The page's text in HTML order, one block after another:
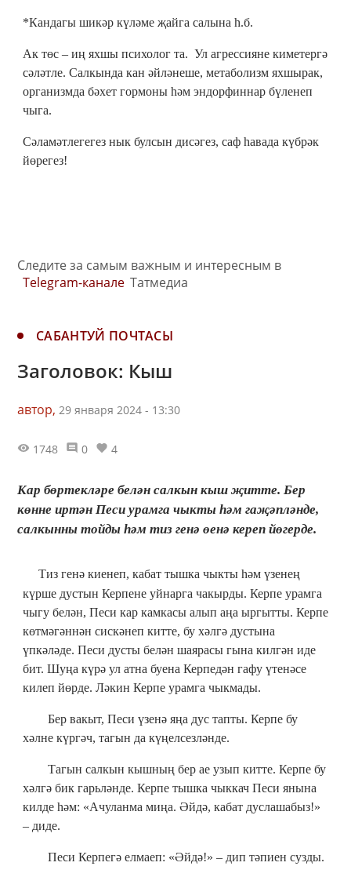
*Кандагы шикәр күләме җайга салына һ.б.
Ак төс – иң яхшы психолог та. Ул агрессияне киметергә
сәләтле. Салкында кан әйләнеше, метаболизм яхшырак,
организмда бәхет гормоны һәм эндорфиннар бүленеп
чыга.
Сәламәтлегегез нык булсын дисәгез, саф һавада күбрәк
йөрегез!
Следите за самым важным и интересным в
Telegram-канале Татмедиа
САБАНТУЙ ПОЧТАСЫ
Заголовок: Кыш
автор, 29 января 2024 - 13:30
1748 0 4
Кар бөртекләре белән салкын кыш җитте. Бер
көнне иртән Песи урамга чыкты һәм гаҗәпләнде,
салкынны тойды һәм тиз генә өенә кереп йөгерде.
Тиз генә киенеп, кабат тышка чыкты һәм үзенең
күрше дустын Керпене уйнарга чакырды. Керпе урамга
чыгу белән, Песи кар камкасы алып аңа ыргытты. Керпе
көтмәгәннән сискәнеп китте, бу хәлгә дустына
үпкәләде. Песи дусты белән шаярасы гына килгән иде
бит. Шуңа күрә ул атна буена Керпедән гафу үтенәсе
килеп йөрде. Ләкин Керпе урамга чыкмады.
Бер вакыт, Песи үзенә яңа дус тапты. Керпе бу
хәлне күргәч, тагын да күңелсезләнде.
Тагын салкын кышның бер ае узып китте. Керпе бу
хәлгә бик гарьләнде. Керпе тышка чыккач Песи янына
килде һәм: «Ачуланма миңа. Әйдә, кабат дуслашабыз!»
– диде.
Песи Керпегә елмаеп: «Әйдә!» – дип тәпиен сузды.